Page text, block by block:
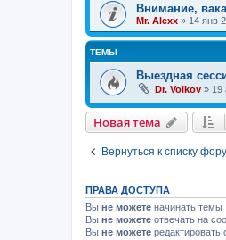
Внимание,
Mr. Alexx » 14 янв
ТЕМЫ
Выездная
Dr. Volkov » 19
Новая тема
Вернуться к списку
ПРАВА ДОСТУПА
Вы не можете начинать темы
Вы не можете отвечать на
Вы не можете